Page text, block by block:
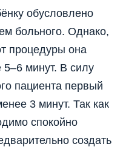
обусловлено
больного. Однако,
процедуры она
минут. В силу
пациента первый
3 минут. Так как
спокойно
создать